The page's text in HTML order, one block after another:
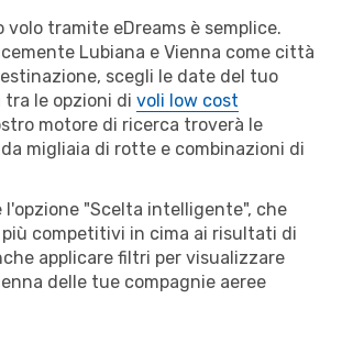
volo tramite eDreams è semplice.
Lubiana e Vienna come città
scegli le date del tuo
le opzioni di voli low cost
motore di ricerca troverà le
migliaia di rotte e combinazioni di
l'opzione "Scelta intelligente", che
competitivi in cima ai risultati di
applicare filtri per visualizzare
delle tue compagnie aeree